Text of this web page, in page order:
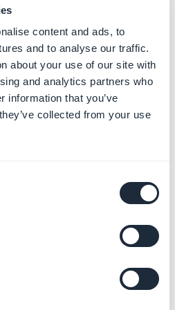
content and ads, to
and to analyse our traffic.
about your use of our site with
and analytics partners who
information that you’ve
collected from your use
do seu back office,
Android > menu Publicar
de clicar em
o arquivo .aab.
desbloqueado
que o aplicativo for baixado
diferentes.
do seu back office,
de clicar em
deve ser desbloqueada